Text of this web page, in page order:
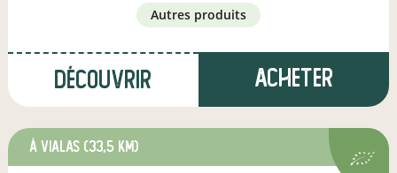
autres produits
Découvrir Acheter
à VIALAS (33,5 km)